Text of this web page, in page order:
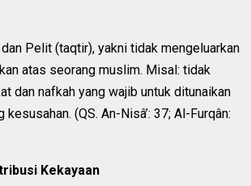
Pelit (taqtir), yakni tidak mengeluarkan
atas seorang muslim. Misal: tidak
dan nafkah yang wajib untuk ditunaikan
kesusahan. (QS. An-Nisâ’: 37; Al-Furqân:
Kekayaan